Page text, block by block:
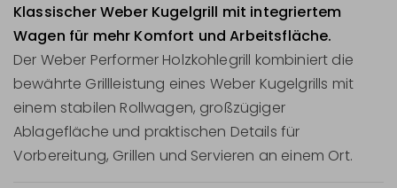
Klassischer Weber Kugelgrill mit integriertem
Wagen für mehr Komfort und Arbeitsfläche.
Der Weber Performer Holzkohlegrill kombiniert die
bewährte Grillleistung eines Weber Kugelgrills mit
einem stabilen Rollwagen, großzügiger
Ablagefläche und praktischen Details für
Vorbereitung, Grillen und Servieren an einem Ort.